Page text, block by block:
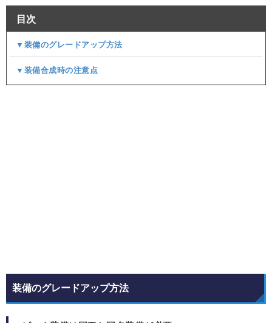
目次
▼装備のグレードアップ方法
▼装備合成時の注意点
装備のグレードアップ方法